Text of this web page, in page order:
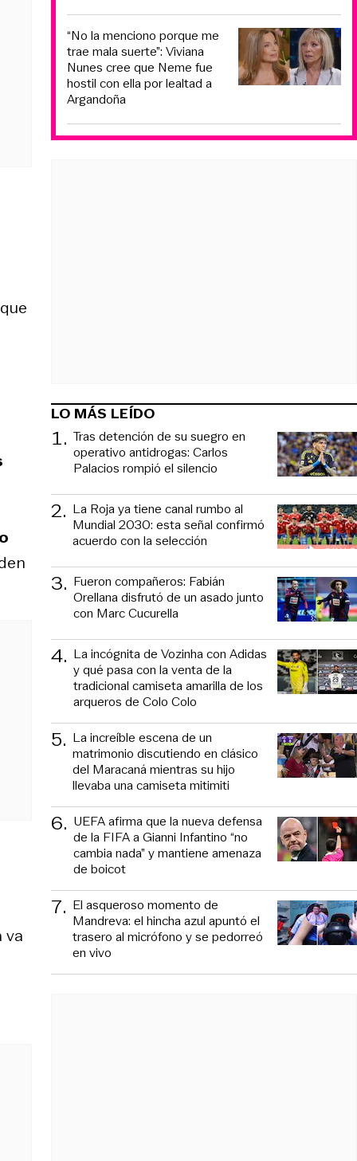
va
“No la menciono porque me
trae mala suerte”: Viviana
Nunes cree que Neme fue
hostil con ella por lealtad a
Argandoña
LO MÁS LEÍDO
1. Tras detención de su suegro en
operativo antidrogas: Carlos
Palacios rompió el silencio
2. La Roja ya tiene canal rumbo al
Mundial 2030: esta señal confirmó
acuerdo con la selección
3. Fueron compañeros: Fabián
Orellana disfrutó de un asado junto
con Marc Cucurella
4. La incógnita de Vozinha con Adidas
y qué pasa con la venta de la
tradicional camiseta amarilla de los
arqueros de Colo Colo
5. La increíble escena de un
matrimonio discutiendo en clásico
del Maracaná mientras su hijo
llevaba una camiseta mitimiti
6. UEFA afirma que la nueva defensa
de la FIFA a Gianni Infantino “no
cambia nada” y mantiene amenaza
de boicot
7. El asqueroso momento de
Mandreva: el hincha azul apuntó el
trasero al micrófono y se pedorreó
en vivo